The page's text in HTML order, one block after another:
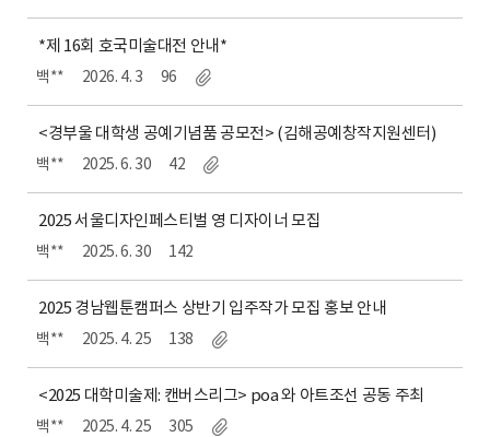
*제 16회 호국미술대전 안내*
백** 2026. 4. 3 96
<경부울 대학생 공예기념품 공모전> (김해공예창작지원센터)
백** 2025. 6. 30 42
2025 서울디자인페스티벌 영 디자이너 모집
백** 2025. 6. 30 142
2025 경남웹툰캠퍼스 상반기 입주작가 모집 홍보 안내
백** 2025. 4. 25 138
<2025 대학미술제: 캔버스리그> poa 와 아트조선 공동 주최
백** 2025. 4. 25 305